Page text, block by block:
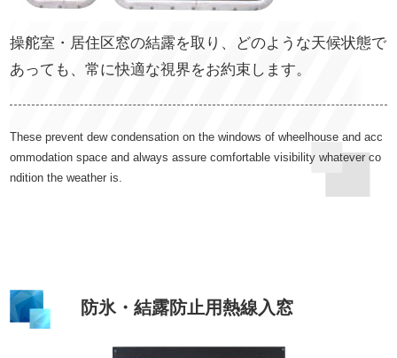
操舵室・居住区窓の結露を取り、どのような天候状態で
あっても、常に快適な視界をお約束します。
These prevent dew condensation on the windows of wheelhouse and acc
ommodation space and always assure comfortable visibility whatever co
ndition the weather is.
防氷・結露防止用熱線入窓